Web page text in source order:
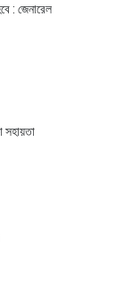
: জেনারেল
সহায়তা